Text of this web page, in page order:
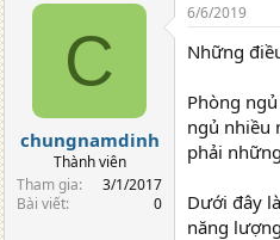
y
C
chungnamdinh
Thành viên
Tham gia
3/1/2017
Bài viết
0
6/6/2019
Những
Phòng
ngủ nhiều
phải
Dưới đây
năng